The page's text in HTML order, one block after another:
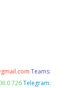
Teams:
0 726 Telegram: